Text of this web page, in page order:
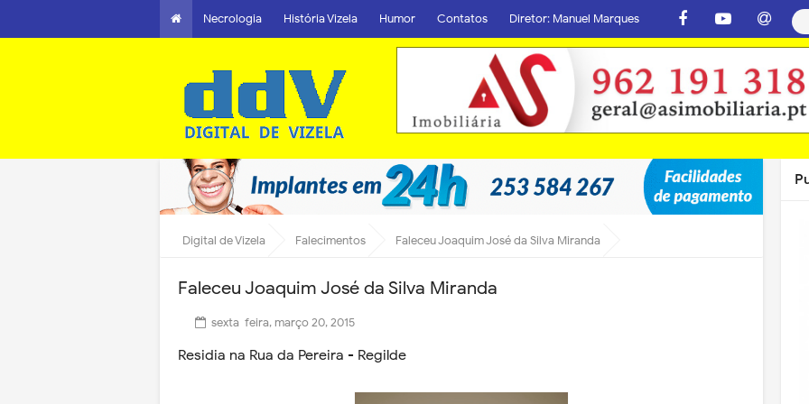
Necrologia História Vizela Humor Contatos Diretor: Manuel Marques
Digital de Vizela Falecimentos Faleceu Joaquim José da Silva Miranda
Faleceu Joaquim José da Silva Miranda
sexta-feira, março 20, 2015
Residia na Rua da Pereira - Regilde